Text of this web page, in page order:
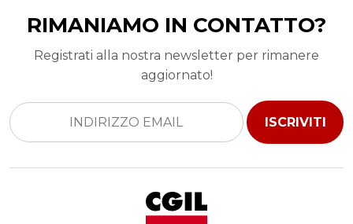
RIMANIAMO IN CONTATTO?
Registrati alla nostra newsletter per rimanere
aggiornato!
ISCRIVITI